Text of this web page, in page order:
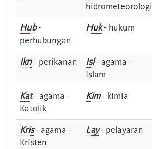
hidrometeorologi
Hub-
perhubungan
Huk- hukum
Ikn- perikanan Isl- agama -
Islam
Kat- agama -
Katolik
Kim- kimia
Kris- agama -
Kristen
Lay- pelayaran